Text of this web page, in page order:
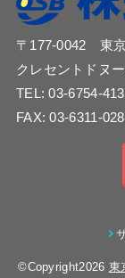
〒177-0042 東
クレセントドヌ
TEL: 03-6754-
FAX: 03-6311-
©Copyright2026 東